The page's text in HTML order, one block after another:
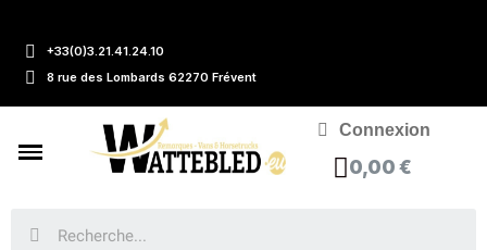
+33(0)3.21.41.24.10
8 rue des Lombards 62270 Frévent
Connexion
0,00 €